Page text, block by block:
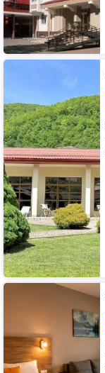
Гостевой
Гостевой